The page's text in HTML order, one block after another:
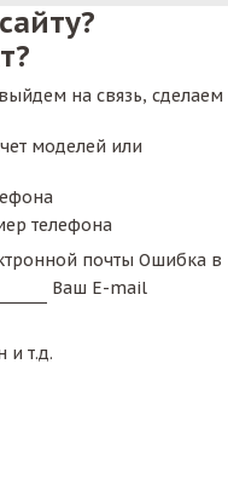
на связь, сделаем
моделей или
телефона
почты Ошибка в
Ваш E-mail
и т.д.